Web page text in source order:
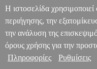
Η ιστοσελίδα
περιήγησης, την
την ανάλυση της
όρους χρήσης για την
Πληροφορίες
Ρυθμίσεις